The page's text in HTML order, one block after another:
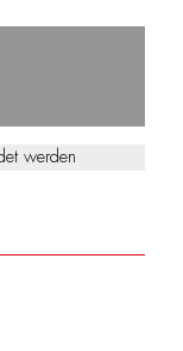
werden